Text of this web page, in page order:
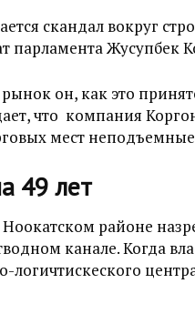
скандал вокруг
парламента Жусупбек
он, как это
что компания
мест неподъемные
49 лет
Ноокатском районе
канале. Когда
логичтискеского